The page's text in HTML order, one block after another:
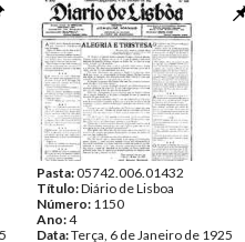
Pasta:05742.006.01432
Título:Diário de Lisboa
Número: 1150
Ano:4
Data:Terça, 6 de Janeiro de 1925